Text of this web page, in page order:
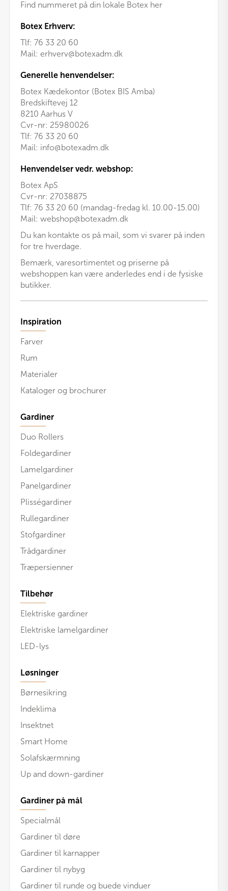
Find nummeret på din lokale Botex her
Botex Erhverv:
Tlf: 76 33 20 60
Mail: erhverv@botexadm.dk
Generelle henvendelser:
Botex Kædekontor (Botex BIS Amba)
Bredskiftevej 12
8210 Aarhus V
Cvr-nr: 25980026
Tlf: 76 33 20 60
Mail: info@botexadm.dk
Henvendelser vedr. webshop:
Botex ApS
Cvr-nr: 27038875
Tlf: 76 33 20 60 (mandag-fredag kl. 10.00-15.00)
Mail: webshop@botexadm.dk
Du kan kontakte os på mail, som vi svarer på inden
for tre hverdage.
Bemærk, varesortimentet og priserne på
webshoppen kan være anderledes end i de fysiske
butikker.
Inspiration
Farver
Rum
Materialer
Kataloger og brochurer
Gardiner
Duo Rollers
Foldegardiner
Lamelgardiner
Panelgardiner
Plisségardiner
Rullegardiner
Stofgardiner
Trådgardiner
Træpersienner
Tilbehør
Elektriske gardiner
Elektriske lamelgardiner
LED-lys
Løsninger
Børnesikring
Indeklima
Insektnet
Smart Home
Solafskærmning
Up and down-gardiner
Gardiner på mål
Specialmål
Gardiner til døre
Gardiner til karnapper
Gardiner til nybyg
Gardiner til runde og buede vinduer